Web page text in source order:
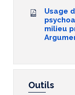
Usage
milieu
Outils